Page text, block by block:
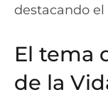
destacando el
El tema
de la